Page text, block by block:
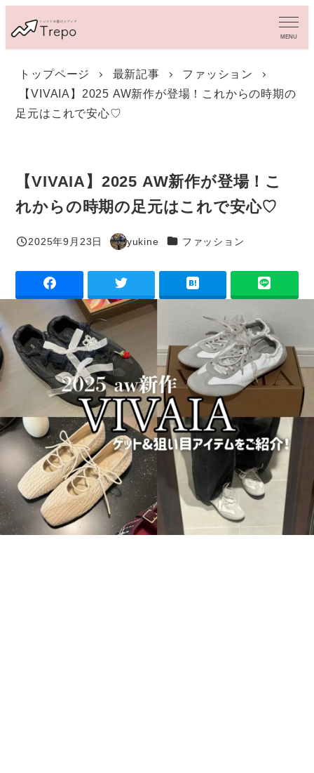
イ
MENU
トップページ 最新記事
ファッション
【VIVAIA】2025 AW新作が登場！これからの時期の
足元はこれで安心♡
【VIVAIA】2025 AW新作が登場！こ
れからの時期の足元はこれで安心♡
投稿日
2025年9月23日
著
yukine カテゴリー
ファッション